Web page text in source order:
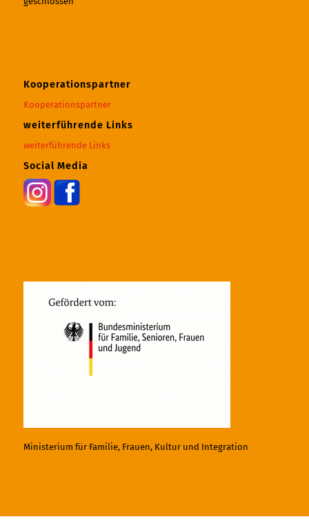
Kooperationspartner
Kooperationspartner
weiterführende Links
weiterführende Links
Social Media
Ministerium für Familie, Frauen, Kultur und Integration